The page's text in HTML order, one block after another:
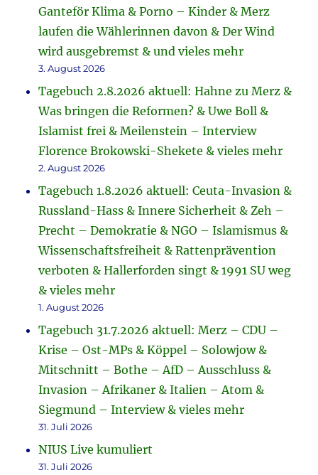
Ganteför Klima & Porno – Kinder & Merz
laufen die Wählerinnen davon & Der Wind
wird ausgebremst & und vieles mehr
3. August 2026
Tagebuch 2.8.2026 aktuell: Hahne zu Merz &
Was bringen die Reformen? & Uwe Boll &
Islamist frei & Meilenstein – Interview
Florence Brokowski-Shekete & vieles mehr
2. August 2026
Tagebuch 1.8.2026 aktuell: Ceuta-Invasion &
Russland-Hass & Innere Sicherheit & Zeh –
Precht – Demokratie & NGO – Islamismus &
Wissenschaftsfreiheit & Rattenprävention
verboten & Hallerforden singt & 1991 SU weg
& vieles mehr
1. August 2026
Tagebuch 31.7.2026 aktuell: Merz – CDU –
Krise – Ost-MPs & Köppel – Solowjow &
Mitschnitt – Bothe – AfD – Ausschluss &
Invasion – Afrikaner & Italien – Atom &
Siegmund – Interview & vieles mehr
31. Juli 2026
NIUS Live kumuliert
31. Juli 2026